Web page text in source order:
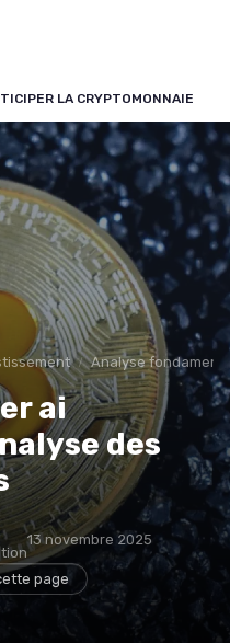
LA CRYPTOMONNAIE
Analyse
ai
des
13 novembre 2025
page